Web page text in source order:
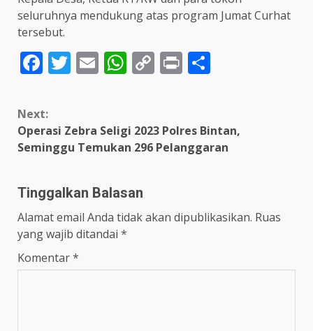
seluruhnya mendukung atas program Jumat Curhat
tersebut.
Facebook
Twitter
EmailWhatsApp
Copy
Print
Continue
Reading
Next:
Operasi Zebra Seligi 2023 Polres Bintan,
Seminggu Temukan 296 Pelanggaran
Tinggalkan Balasan
Alamat email Anda tidak akan dipublikasikan. Ruas
yang wajib ditandai *
Komentar*